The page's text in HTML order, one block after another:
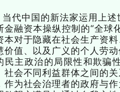
当代中国的新法家运用上
金融资本操纵控制的“全
本对于隐藏在社会生产资
价值、以及广义的个人劳
民主政治的局限性和欺骗
社会不同利益群体之间的
作为社会治理者的政府与